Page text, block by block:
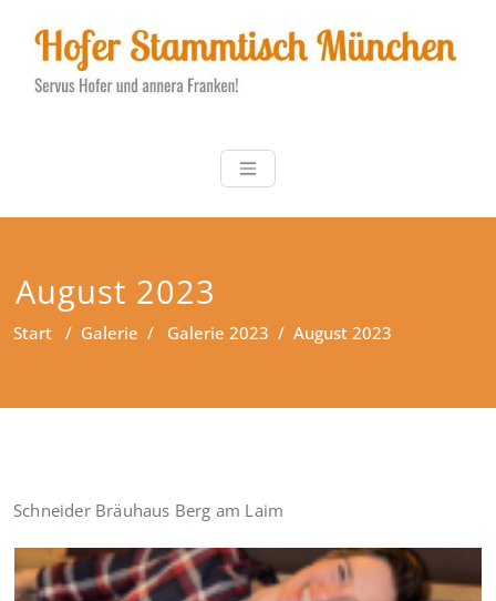
Inhalt
springen
Hofer
August 2023
Start / Galerie / Galerie 2023 / August 2023
Schneider Bräuhaus Berg am Laim